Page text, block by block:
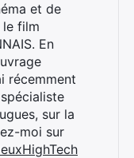
et de
le film
En
récemment
sur la
moi sur